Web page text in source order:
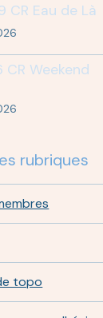
CR Eau de Là
CR Weekend
rubriques
topo